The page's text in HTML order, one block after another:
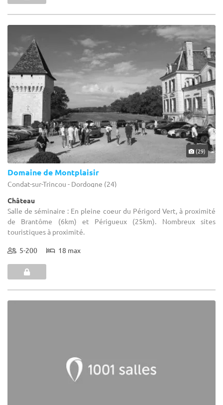
(29)
Domaine de Montplaisir
Condat-sur-Trincou - Dordogne (24)
Château
Salle de séminaire : En pleine coeur du Périgord Vert, à proximité
de Brantôme (6km) et Périgueux (25km). Nombreux sites
touristiques à proximité.
5-200 18 max